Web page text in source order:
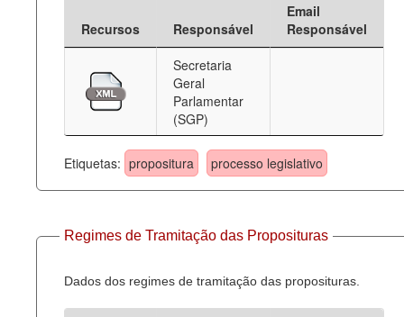
Recursos Responsável
Email
Responsável
Secretaria
Geral
Parlamentar
(SGP)
Etiquetas: propositura processo legislativo
Regimes de Tramitação das Proposituras
Dados dos regimes de tramitação das proposituras.